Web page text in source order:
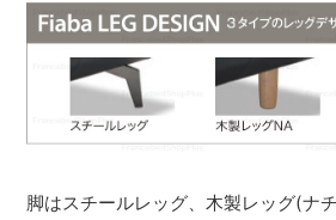
脚はスチールレッグ、木製レッグ(ナ